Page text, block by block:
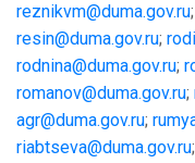
reznikvm@duma.gov.ru;
resin@duma.gov.ru;
rodnina@duma.gov.ru;
romanov@duma.gov.ru;
agr@duma.gov.ru;
riabtseva@duma.gov.ru;